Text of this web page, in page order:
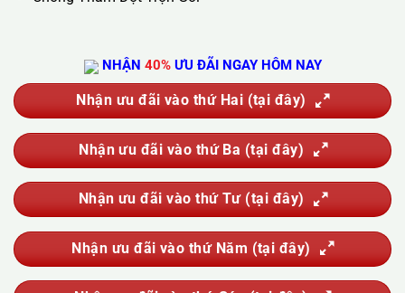
Vệ Sinh Công Nghiệp
Vệ Sinh Kính Nhà Cao Tầng
Vệ Sinh Sau Xây Dựng
Đánh Bóng Và Phục Hồi Sàn Đá
Giặt Thảm, Giặt Đệm, Giặt Rèm, Giặt Sofa
Sục Rửa Đường Ống Nước Sinh Hoạt
Thau Rửa Bể Nước Sạch